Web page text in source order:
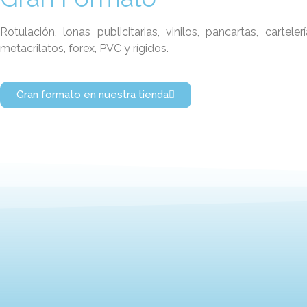
Rotulación, lonas publicitarias, vinilos, pancartas,
metacrilatos, forex, PVC y rígidos.
Gran formato en nuestra tienda